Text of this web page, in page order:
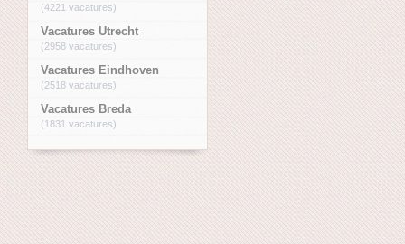
(4221 vacatures)
Vacatures Utrecht
(2958 vacatures)
Vacatures Eindhoven
(2518 vacatures)
Vacatures Breda
(1831 vacatures)